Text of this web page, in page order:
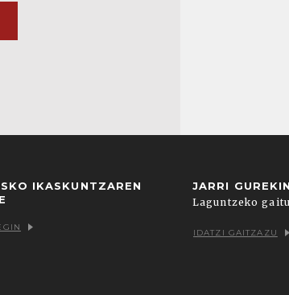
IKASKUNTZAREN
JARRI
Laguntzeko
IDATZI GAITZAZU